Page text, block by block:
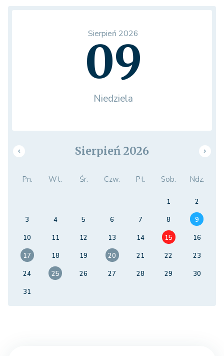
Sierpień 2026
09
Niedziela
Sierpień 2026
Pn. Wt. Śr. Czw. Pt. Sob. Ndz.
1
2
3
4 5 6 7 8
9
10
11 12 13 14 15
16
17
18 19 20 21 22
23
24
25 26 27 28 29
30
31